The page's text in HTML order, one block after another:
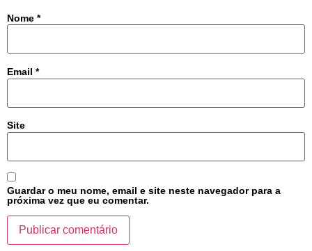
Nome *
Email *
Site
Guardar o meu nome, email e site neste navegador para a
próxima vez que eu comentar.